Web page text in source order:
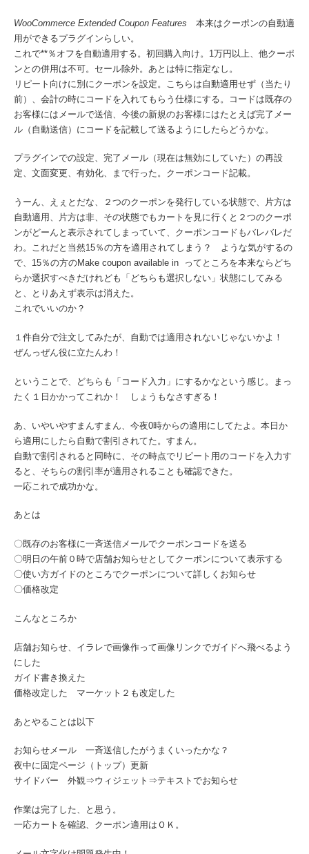
WooCommerce Extended Coupon Features 本来はクーポンの自動適
用ができるプラグインらしい。
これで**％オフを自動適用する。初回購入向け。1万円以上、他クーポ
ンとの併用は不可。セール除外。あとは特に指定なし。
リピート向けに別にクーポンを設定。こちらは自動適用せず（当たり
前）、会計の時にコードを入れてもらう仕様にする。コードは既存の
お客様にはメールで送信、今後の新規のお客様にはたとえば完了メー
ル（自動送信）にコードを記載して送るようにしたらどうかな。
プラグインでの設定、完了メール（現在は無効にしていた）の再設
定、文面変更、有効化、まで行った。クーポンコード記載。
うーん、えぇとだな、２つのクーポンを発行している状態で、片方は
自動適用、片方は非、その状態でもカートを見に行くと２つのクーポ
ンがどーんと表示されてしまっていて、クーポンコードもバレバレだ
わ。これだと当然15％の方を適用されてしまう？ ような気がするの
で、15％の方のMake coupon available in ってところを本来ならどち
らか選択すべきだけれども「どちらも選択しない」状態にしてみる
と、とりあえず表示は消えた。
これでいいのか？
１件自分で注文してみたが、自動では適用されないじゃないかよ！
ぜんっぜん役に立たんわ！
ということで、どちらも「コード入力」にするかなという感じ。まっ
たく１日かかってこれか！ しょうもなさすぎる！
あ、いやいやすまんすまん、今夜0時からの適用にしてたよ。本日か
ら適用にしたら自動で割引されてた。すまん。
自動で割引されると同時に、その時点でリピート用のコードを入力す
ると、そちらの割引率が適用されることも確認できた。
一応これで成功かな。
あとは
〇既存のお客様に一斉送信メールでクーポンコードを送る
〇明日の午前０時で店舗お知らせとしてクーポンについて表示する
〇使い方ガイドのところでクーポンについて詳しくお知らせ
〇価格改定
こんなところか
店舗お知らせ、イラレで画像作って画像リンクでガイドへ飛べるよう
にした
ガイド書き換えた
価格改定した マーケット２も改定した
あとやることは以下
お知らせメール 一斉送信したがうまくいったかな？
夜中に固定ページ（トップ）更新
サイドバー 外観⇒ウィジェット⇒テキストでお知らせ
作業は完了した、と思う。
一応カートを確認、クーポン適用はＯＫ。